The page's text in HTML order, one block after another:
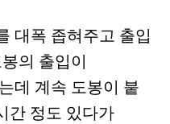
대폭 좁혀주고 출입
의 출입이
데 계속 도봉이 붙
간 정도 있다가